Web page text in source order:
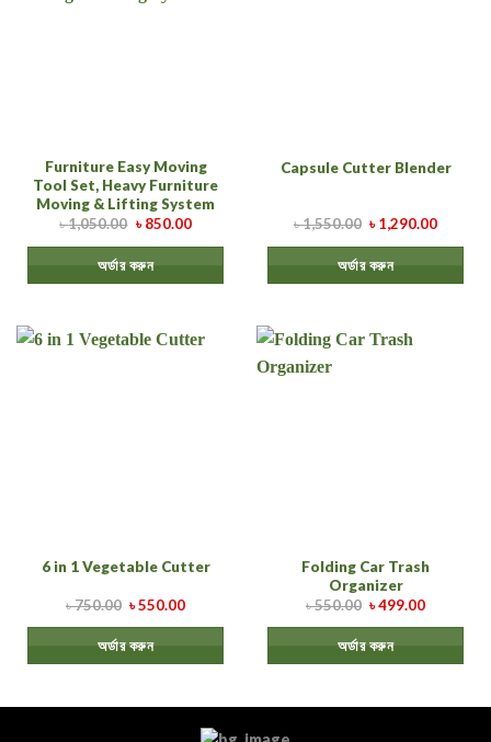
Furniture Easy Moving
Tool Set, Heavy Furniture
Moving & Lifting System
৳1,050.00 ৳850.00
অর্ডার করুন
Capsule Cutter Blender
৳1,550.00 ৳1,290.00
অর্ডার করুন
6 in 1 Vegetable Cutter
৳750.00 ৳550.00
অর্ডার করুন
Folding Car Trash
Organizer
৳550.00 ৳499.00
অর্ডার করুন